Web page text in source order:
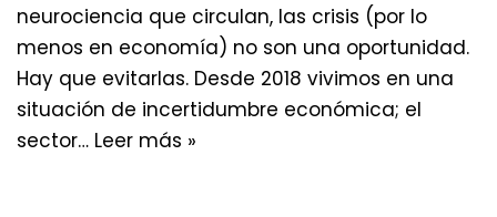
neurociencia que circulan, las crisis (por lo
menos en economía) no son una oportunidad.
Hay que evitarlas. Desde 2018 vivimos en una
situación de incertidumbre económica; el
sector… Leer más »